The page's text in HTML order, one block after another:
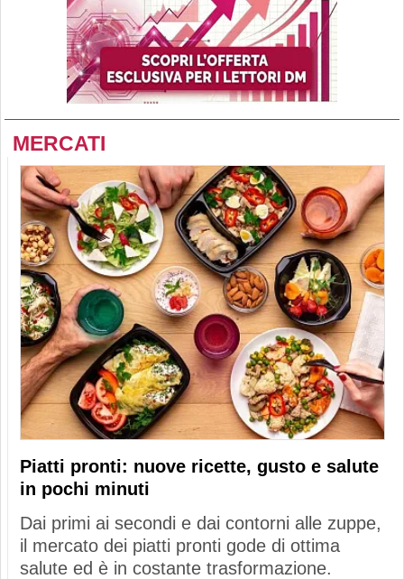
MERCATI
Piatti pronti: nuove ricette, gusto e salute
in pochi minuti
Dai primi ai secondi e dai contorni alle zuppe,
il mercato dei piatti pronti gode di ottima
salute ed è in costante trasformazione.